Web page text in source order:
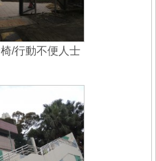
/行動不便人士